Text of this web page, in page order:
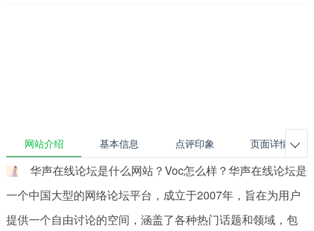
网站介绍 基本信息 点评印象 页面详情 
华声在线论坛是什么网站？Voc怎么样？华声在线论坛是
一个中国大型的网络论坛平台，成立于2007年，旨在为用户
提供一个自由讨论的空间，涵盖了各种热门话题和领域，包